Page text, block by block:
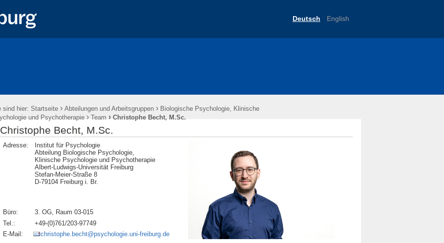
Deutsch English
sind hier: Startseite › Abteilungen und Arbeitsgruppen › Biologische Psychologie, Klinische
und Psychotherapie › Team › Christophe Becht, M.Sc.
Christophe Becht, M.Sc.
Adresse:
Institut für Psychologie
Abteilung Biologische Psychologie,
Klinische Psychologie und Psychotherapie
Albert-Ludwigs-Universität Freiburg
Stefan-Meier-Straße 8
D-79104 Freiburg i. Br.
Büro:
3. OG, Raum 03-015
Tel.:
+49-(0)761/203-97749
E-Mail:
christophe.becht@psychologie.uni-freiburg.de